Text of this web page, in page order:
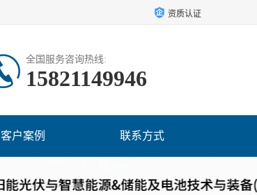
资质认证
全国服务咨询热线:
15821149946
客户案例 联系方式